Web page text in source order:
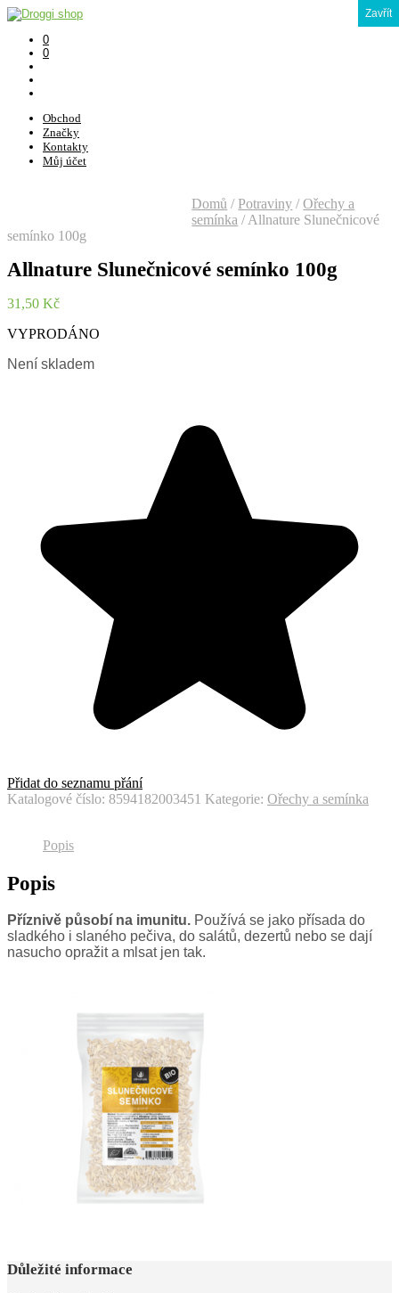
0
0
Obchod
Značky
Kontakty
Můj účet
Domů / Potraviny / Ořechy a
semínka /Allnature Slunečnicové
semínko 100g
Allnature Slunečnicové semínko 100g
31,50 Kč
VYPRODÁNO
Není skladem
Přidat do seznamu přání
Katalogové číslo: 8594182003451 Kategorie: Ořechy a semínka
Popis
Popis
Příznivě působí na imunitu. Používá se jako přísada do
sladkého i slaného pečiva, do salátů, dezertů nebo se dají
nasucho opražit a mlsat jen tak.
Důležité informace
Zavřít